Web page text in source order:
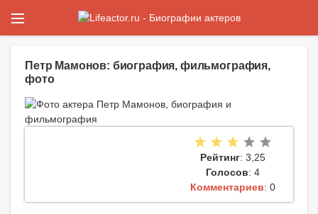
Петр Мамонов: биография, фильмография,
фото
Рейтинг: 3,25
Голосов: 4
Комментариев: 0